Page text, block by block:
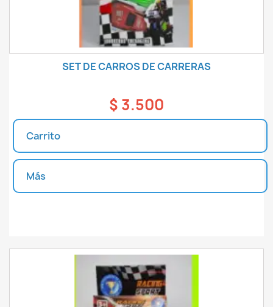
SET DE CARROS DE CARRERAS
$ 3.500
Carrito
Más